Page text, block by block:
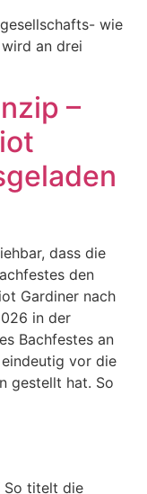
wie
an drei
–
dass die
den
Gardiner nach
in der
Bachfestes an
vor die
gestellt hat. So
So titelt die